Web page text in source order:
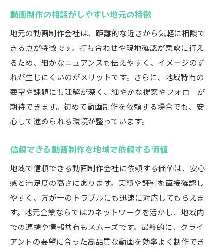
動画制作の相談がしやすい地元の特徴
地元の動画制作会社は、距離的な近さから気軽に相談で
きる点が特徴です。打ち合わせや現地確認が柔軟に行え
るため、細かなニュアンスも伝えやすく、イメージのず
れが生じにくいのがメリットです。さらに、地域特有の
要望や課題にも理解が深く、細やかな提案やフォローが
期待できます。初めて動画制作を依頼する場合でも、安
心して進められる環境が整っています。
信頼できる動画制作を地域で依頼する価値
地域で信頼できる動画制作会社に依頼する価値は、安心
感と満足度の高さにあります。実績や評判を直接確認し
やすく、万が一のトラブルにも迅速に対応してもらえま
す。地元企業ならではのネットワークを活かし、地域内
での連携や情報共有もスムーズです。最終的に、クライ
アントの要望に合った高品質な動画を効率よく制作でき